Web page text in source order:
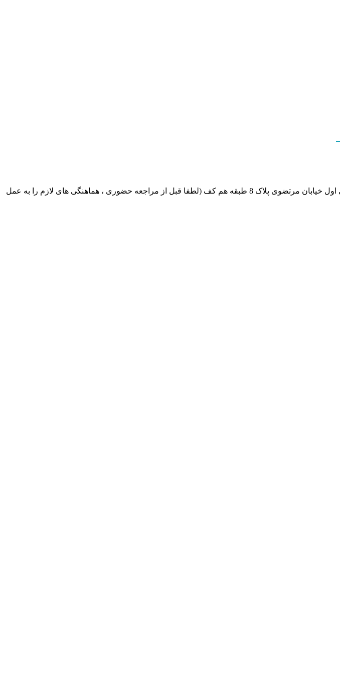
نشانی بخش انفورماتیک ایران بابکت : میدان حر . خ امام خمینی . خیابان کمالی . خیابان اسکندری جنوبی اول خیابان مرتضوی پلاک 8 طبقه هم کف (لطفا قبل از مراجعه حضوری ، هماهنگی های لازم را به عمل